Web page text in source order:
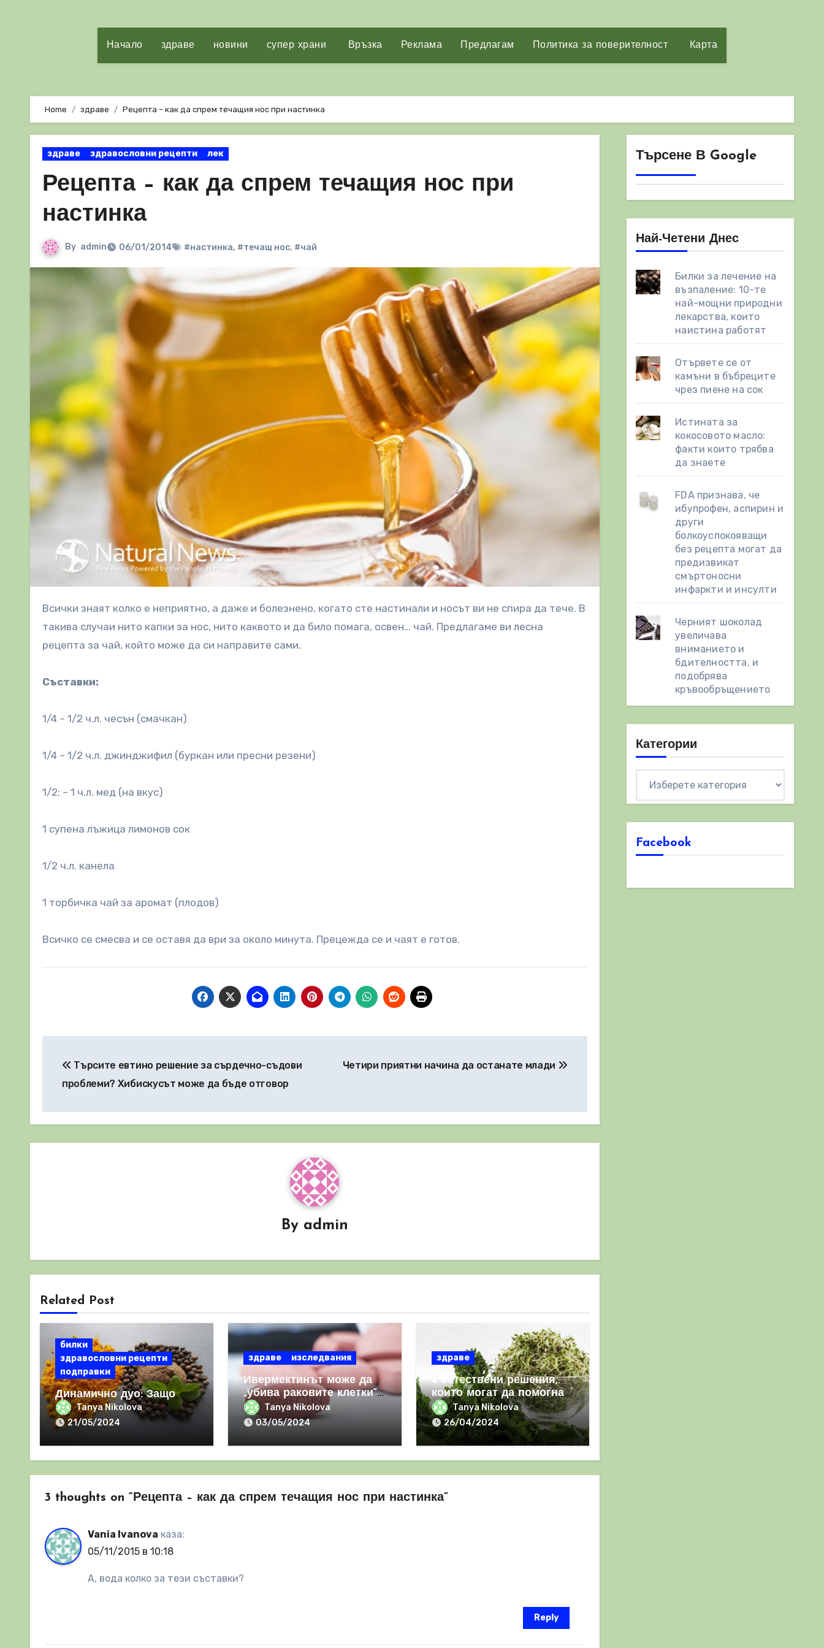
Начало здраве новини супер храни Връзка Реклама Предлагам Политика за поверителност Карта
Home здраве Рецепта – как да спрем течащия нос при настинка
здраве здравословни рецепти лек
Рецепта – как да спрем течащия нос при
настинка
By admin 06/01/2014 #настинка, #течащ нос, #чай
Всички знаят колко е неприятно, а даже и болезнено, когато сте настинали и носът ви не спира да тече. В
такива случаи нито капки за нос, нито каквото и да било помага, освен… чай. Предлагаме ви лесна
рецепта за чай, който може да си направите сами.
Съставки:
1/4 – 1/2 ч.л. чесън (смачкан)
1/4 – 1/2 ч.л. джинджифил (буркан или пресни резени)
1/2; – 1 ч.л. мед (на вкус)
1 супена лъжица лимонов сок
1/2 ч.л. канела
1 торбичка чай за аромат (плодов)
Всичко се смесва и се оставя да ври за около минута. Прецежда се и чаят е готов.
Търсите евтино решение за сърдечно-съдови
проблеми? Хибискусът може да бъде отговор
Четири приятни начина да останате млади
By admin
Related Post
билки
здравословни рецепти
подправки
Динамично дуо: Защо
КУРКУМАТА и ЧЕРНИЯ
ПИПЕР са мощна
Tanya Nikolova
21/05/2024
здраве изследвания
Ивермектинът може да
„убива раковите клетки“
и да засилва имунния
отговор
Tanya Nikolova
03/05/2024
здраве
4 естествени решения,
които могат да помогнат
за справяне с РАКА
Tanya Nikolova
26/04/2024
3 thoughts on “Рецепта – как да спрем течащия нос при настинка”
Vania Ivanova каза:
05/11/2015 в 10:18
А, вода колко за тези съставки?
Reply
Търсене В Google
Най-Четени Днес
Билки за лечение на
възпаление: 10-те
най-мощни природни
лекарства, които
наистина работят
Отървете се от
камъни в бъбреците
чрез пиене на сок
Истината за
кокосовото масло:
факти които трябва
да знаете
FDA признава, че
ибупрофен, аспирин и
други
болкоуспокояващи
без рецепта могат да
предизвикат
смъртоносни
инфаркти и инсулти
Черният шоколад
увеличава
вниманието и
бдителността, и
подобрява
кръвообръщението
Категории
Facebook